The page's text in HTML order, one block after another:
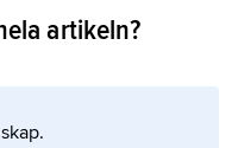
ett sekel: 1899–
artikeln?